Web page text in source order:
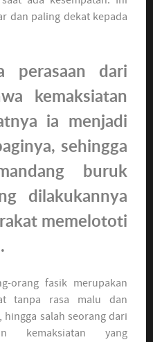
dan paling dekat kepada
perasaan dari
kemaksiatan
ia menjadi
sehingga
buruk
dilakukannya
memelototi
orang fasik merupakan
tanpa rasa malu dan
salah seorang dari
kemaksiatan yang